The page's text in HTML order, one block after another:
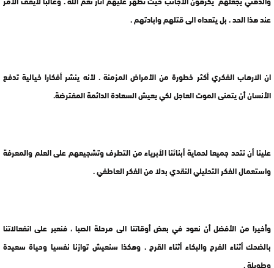
عند هذا الحد ، بل يتعداه الى قتلهم وابادتهم .
ان الارهاب الفكري أكثر خطورة من الأمراض المزمنة . لأنه ينشر أفكارا خيالية تدفع
الأنسان أن يتمنى الموت العاجل لكي يعيش السعادة الدائمة المفترضة.
علينا أن نتحد جميعا لحماية أبنائنا الأبرياء من التطرف وتشجيعهم على العلم والمعرفة
واستعمال الفكر التحليلي النقدي بدلا من الفكر العاطفي .
وأخيرا من الأفضل أن نعود في بعض أوقاتنا الى مرحلة الصبا ، فنعبر على انفعالاتنا
بالضحك أثناء الفرح والبكاء أثناء القرح . وهكذا سنعيش توازنا نفسيا وحياة سعيدة
وطويلة .